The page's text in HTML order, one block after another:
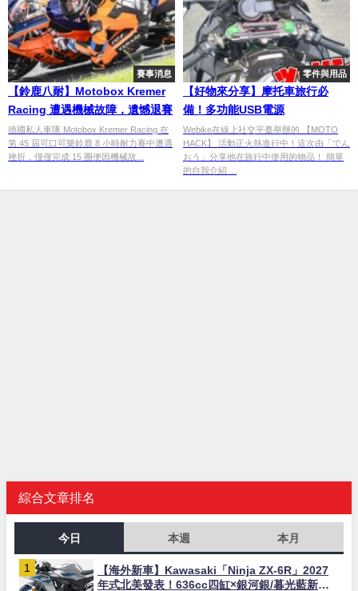
賽事消息
【鈴鹿八耐】Motobox Kremer
Racing 遭遇機械故障，遺憾退賽
德國私人車隊 Motobox Kremer Racing 在
第 45 屆可口可樂鈴鹿 8 小時耐力賽中遭遇
挫折，僅僅完成 15 圈便因機械故...
零件與用品
【好物來分享】摩托車旅行必
備！多功能USB電源
Webike在線上社交平臺舉辦的 【MOTO
HACK】 活動正火熱進行中！這次由「でん
おう」分享他在旅行中使用的物品！ 簡單
的自我介紹 ...
綜合文章排名
今日 本週 本月
【海外新車】Kawasaki「Ninja ZX-6R」2027
年式北美發表！636cc四缸×銀河銀/暮光藍新色